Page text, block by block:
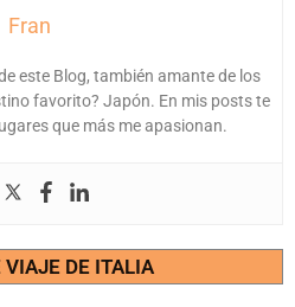
Fran
este Blog, también amante de los
favorito? Japón. En mis posts te
que más me apasionan.
VIAJE DE ITALIA